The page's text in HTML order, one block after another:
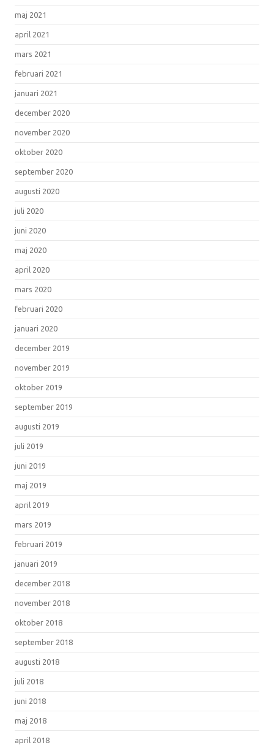
maj 2021
april 2021
mars 2021
februari 2021
januari 2021
december 2020
november 2020
oktober 2020
september 2020
augusti 2020
juli 2020
juni 2020
maj 2020
april 2020
mars 2020
februari 2020
januari 2020
december 2019
november 2019
oktober 2019
september 2019
augusti 2019
juli 2019
juni 2019
maj 2019
april 2019
mars 2019
februari 2019
januari 2019
december 2018
november 2018
oktober 2018
september 2018
augusti 2018
juli 2018
juni 2018
maj 2018
april 2018